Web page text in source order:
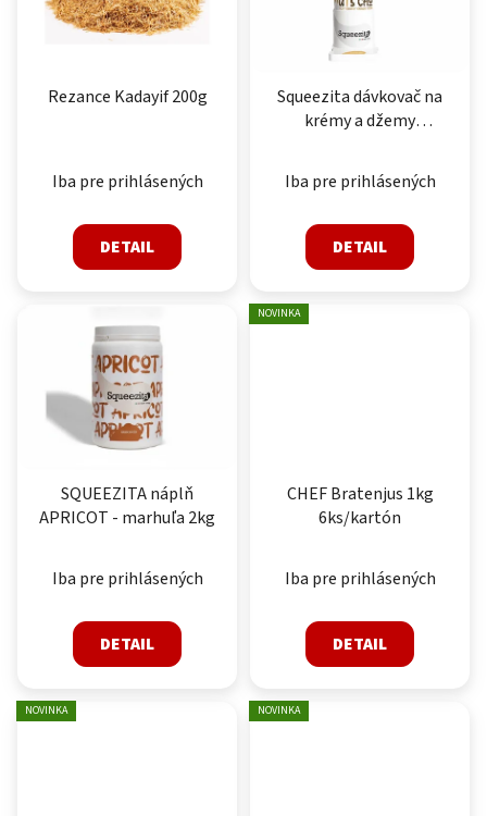
Rezance Kadayif 200g
Iba pre prihlásených
DETAIL
Squeezita dávkovač na
krémy a džemy
Iba pre prihlásených
DETAIL
SQUEEZITA náplň
APRICOT - marhuľa 2kg
Iba pre prihlásených
DETAIL
NOVINKA
CHEF Bratenjus 1kg
6ks/kartón
Iba pre prihlásených
DETAIL
NOVINKA NOVINKA